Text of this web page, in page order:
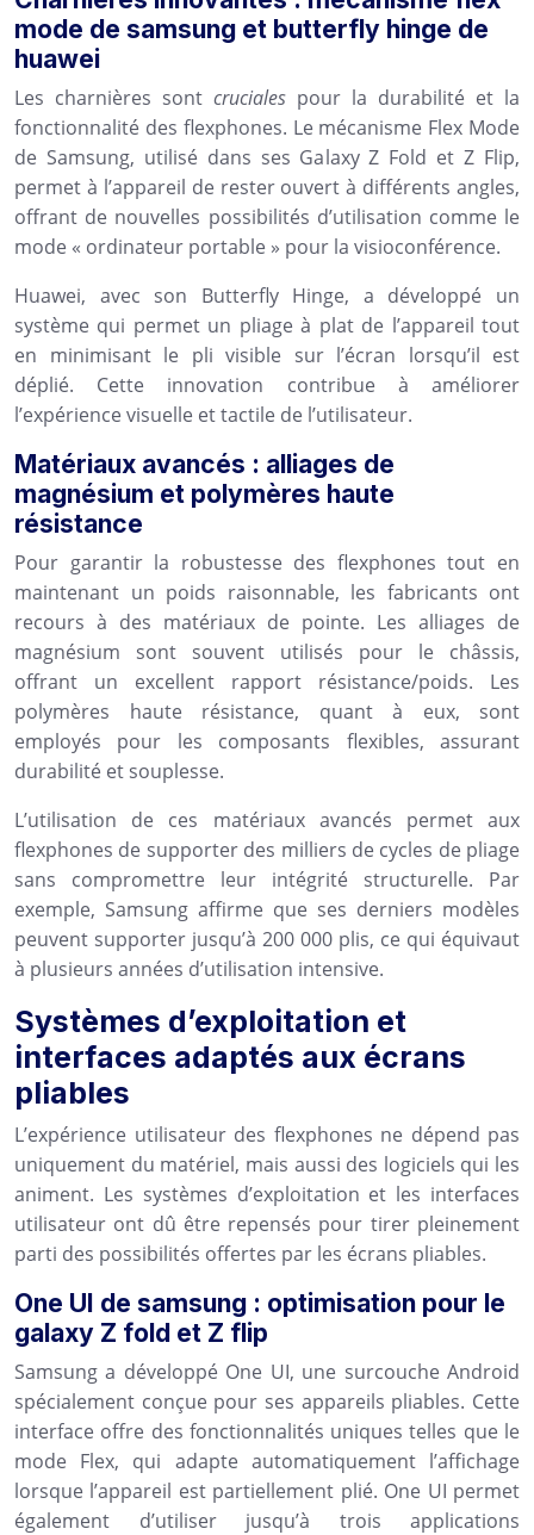
mode de samsung et butterfly hinge de
huawei
Les charnières sont cruciales pour la durabilité et la
fonctionnalité des flexphones. Le mécanisme Flex Mode
de Samsung, utilisé dans ses Galaxy Z Fold et Z Flip,
permet à l’appareil de rester ouvert à différents angles,
offrant de nouvelles possibilités d’utilisation comme le
mode « ordinateur portable » pour la visioconférence.
Huawei, avec son Butterfly Hinge, a développé un
système qui permet un pliage à plat de l’appareil tout
en minimisant le pli visible sur l’écran lorsqu’il est
déplié. Cette innovation contribue à améliorer
l’expérience visuelle et tactile de l’utilisateur.
Matériaux avancés : alliages de
magnésium et polymères haute
résistance
Pour garantir la robustesse des flexphones tout en
maintenant un poids raisonnable, les fabricants ont
recours à des matériaux de pointe. Les alliages de
magnésium sont souvent utilisés pour le châssis,
offrant un excellent rapport résistance/poids. Les
polymères haute résistance, quant à eux, sont
employés pour les composants flexibles, assurant
durabilité et souplesse.
L’utilisation de ces matériaux avancés permet aux
flexphones de supporter des milliers de cycles de pliage
sans compromettre leur intégrité structurelle. Par
exemple, Samsung affirme que ses derniers modèles
peuvent supporter jusqu’à 200 000 plis, ce qui équivaut
à plusieurs années d’utilisation intensive.
Systèmes d’exploitation et
interfaces adaptés aux écrans
pliables
L’expérience utilisateur des flexphones ne dépend pas
uniquement du matériel, mais aussi des logiciels qui les
animent. Les systèmes d’exploitation et les interfaces
utilisateur ont dû être repensés pour tirer pleinement
parti des possibilités offertes par les écrans pliables.
One UI de samsung : optimisation pour le
galaxy Z fold et Z flip
Samsung a développé One UI, une surcouche Android
spécialement conçue pour ses appareils pliables. Cette
interface offre des fonctionnalités uniques telles que le
mode Flex, qui adapte automatiquement l’affichage
lorsque l’appareil est partiellement plié. One UI permet
également d’utiliser jusqu’à trois applications